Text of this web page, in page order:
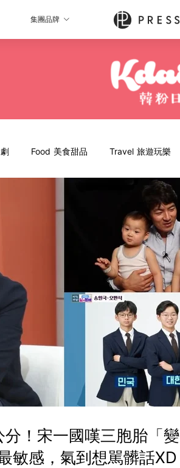
集團品牌
Food 美食甜品 Travel 旅遊玩樂
！宋一國嘆三胞胎「
敏感，氣到想駡髒話XD